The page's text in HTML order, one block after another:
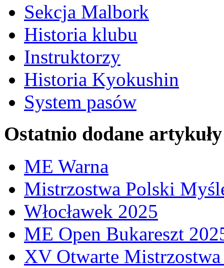
Sekcja Malbork
Historia klubu
Instruktorzy
Historia Kyokushin
System pasów
Ostatnio dodane artykuły
ME Warna
Mistrzostwa Polski
Włocławek 2025
ME Open Bukareszt
XV Otwarte